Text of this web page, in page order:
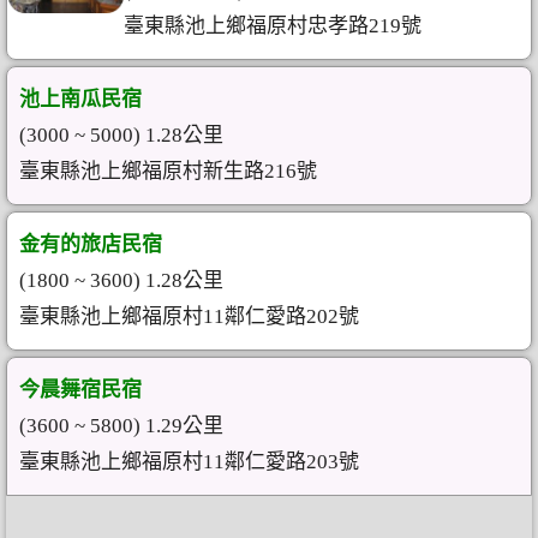
臺東縣池上鄉福原村忠孝路219號
池上南瓜民宿
(3000 ~ 5000) 1.28公里
臺東縣池上鄉福原村新生路216號
金有的旅店民宿
(1800 ~ 3600) 1.28公里
臺東縣池上鄉福原村11鄰仁愛路202號
今晨舞宿民宿
(3600 ~ 5800) 1.29公里
臺東縣池上鄉福原村11鄰仁愛路203號